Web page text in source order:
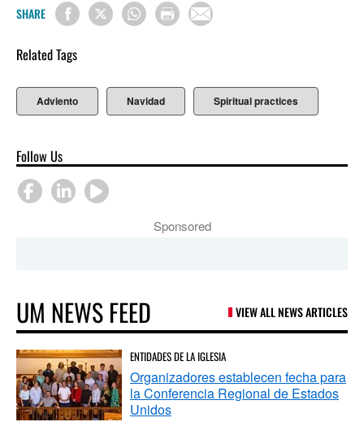
SHARE
Related Tags
Adviento Navidad Spiritual practices
Follow Us
Sponsored
UM NEWS FEED VIEW ALL NEWS ARTICLES
ENTIDADES DE LA IGLESIA
Organizadores establecen fecha para
la Conferencia Regional de Estados
Unidos